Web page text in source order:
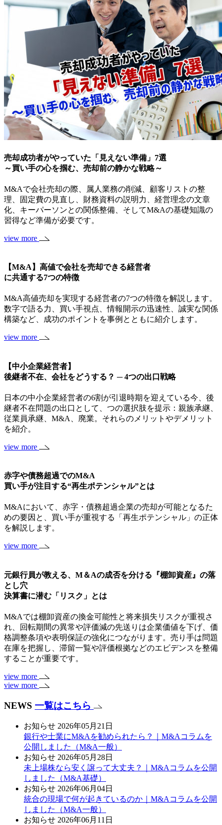
売却成功者がやっていた「見えない準備」7選
～買い手の心を掴む、売却前の静かな戦略～
M&Aで会社売却の際、属人業務の削減、顧客リストの整
理、固定費の見直し、財務資料の説明力、経営理念の文章
化、キーパーソンとの関係整備、そしてM&Aの基礎知識の
習得など準備が必要です。
view more
【M&A】高値で会社を売却できる経営者
に共通する7つの特徴
M&A高値売却を実現する経営者の7つの特徴を解説します。
数字で語る力、買い手視点、情報開示の迅速性、誠実な関係
構築など、成功のポイントを事例とともに紹介します。
view more
【中小企業経営者】
後継者不在、会社をどうする？ ─ 4つの出口戦略
日本の中小企業経営者の6割が引退時期を迎えている今、後
継者不在問題の出口として、つの選択肢を提示：親族承継、
従業員承継、M&A、廃業。それらのメリットやデメリット
を紹介。
view more
赤字や債務超過でのM&A
買い手が注目する“再生ポテンシャル”とは
M&Aにおいて、赤字・債務超過企業の売却が可能となるた
めの要因と、買い手が重視する「再生ポテンシャル」の正体
を解説します。
view more
元銀行員が教える、M＆Aの成否を分ける『棚卸資産』の落
とし穴
決算書に潜む「リスク」とは
M&Aでは棚卸資産の換金可能性と将来損失リスクが重視さ
れ、回転期間の異常や評価減の先送りは企業価値を下げ、価
格調整条項や表明保証の強化につながります。売り手は問題
在庫を把握し、滞留一覧や評価根拠などのエビデンスを整備
することが重要です。
view more
view more
NEWS 一覧はこちら
お知らせ 2026年05月21日
銀行や士業にM&Aを勧められたら？｜M&Aコラムを
公開しました（M&A一般）
お知らせ 2026年05月28日
未上場株なら安く譲って大丈夫？｜M&Aコラムを公開
しました（M&A基礎）
お知らせ 2026年06月04日
統合の現場で何が起きているのか｜M&Aコラムを公開
しました（M&A一般）
お知らせ 2026年06月11日